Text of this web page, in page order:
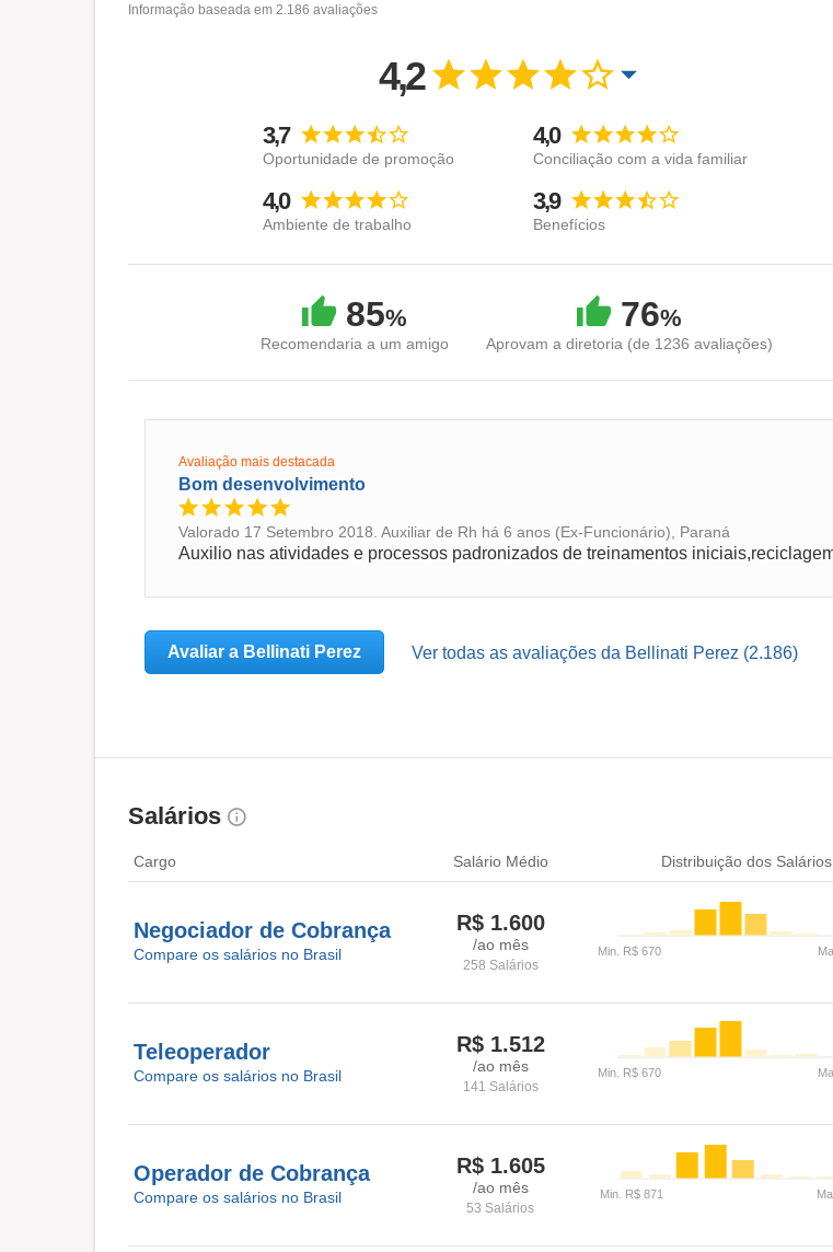
Informação baseada em 2.186 avaliações
4,2
3,7
Oportunidade de promoção
4,0
Conciliação com a vida familiar
4,0
Ambiente de trabalho
3,9
Benefícios
85%
Recomendaria a um amigo
76%
Aprovam a diretoria (de 1236 avaliações)
Avaliação mais destacada
Bom desenvolvimento
Valorado 17 Setembro 2018. Auxiliar de Rh há 6 anos (Ex-Funcionário), Paraná
Avaliar a Bellinati Perez Ver todas as avaliações da Bellinati Perez (2.186)
Salários
Cargo Salário Médio Distribuição dos Salários
Negociador de Cobrança
Compare os salários no Brasil
R$ 1.600
/ao mês
258 Salários
Teleoperador
Compare os salários no Brasil
R$ 1.512
/ao mês
141 Salários
Operador de Cobrança
Compare os salários no Brasil
R$ 1.605
/ao mês
53 Salários